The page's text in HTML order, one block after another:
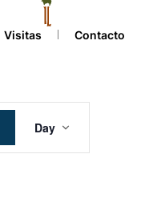
Visitas Contacto
Views
Navigation
Day